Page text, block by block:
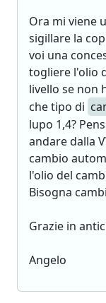
Ora mi viene
sigillare la
voi una
togliere l'olio
livello se non
che tipo di
lupo 1,4?
andare dalla
cambio
l'olio del
Bisogna
Grazie in
Angelo